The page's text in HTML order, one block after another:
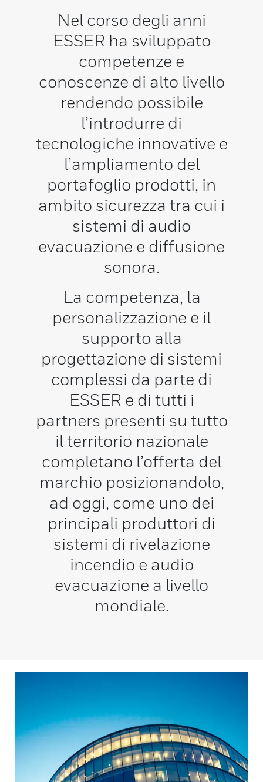
Nel corso degli anni
ESSER ha sviluppato
competenze e
conoscenze di alto livello
rendendo possibile
l’introdurre di
tecnologiche innovative e
l’ampliamento del
portafoglio prodotti, in
ambito sicurezza tra cui i
sistemi di audio
evacuazione e diffusione
sonora.
La competenza, la
personalizzazione e il
supporto alla
progettazione di sistemi
complessi da parte di
ESSER e di tutti i
partners presenti su tutto
il territorio nazionale
completano l’offerta del
marchio posizionandolo,
ad oggi, come uno dei
principali produttori di
sistemi di rivelazione
incendio e audio
evacuazione a livello
mondiale.